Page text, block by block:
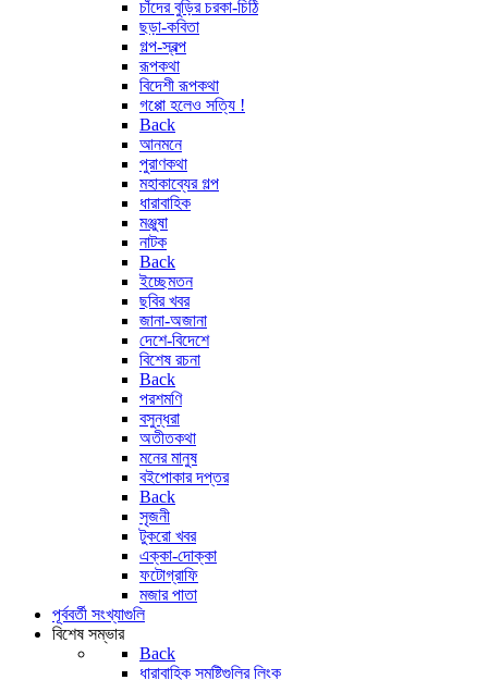
চাঁদের বুড়ির চরকা-চিঠি
ছড়া-কবিতা
গল্প-স্বল্প
রূপকথা
বিদেশী রূপকথা
গপ্পো হলেও সত্যি !
Back
আনমনে
পুরাণকথা
মহাকাব্যের গল্প
ধারাবাহিক
মঞ্জুষা
নাটক
Back
ইচ্ছেমতন
ছবির খবর
জানা-অজানা
দেশে-বিদেশে
বিশেষ রচনা
Back
পরশমণি
বসুন্ধরা
অতীতকথা
মনের মানুষ
বইপোকার দপ্তর
Back
সৃজনী
টুকরো খবর
এক্কা-দোক্কা
ফটোগ্রাফি
মজার পাতা
পূর্ববর্তী সংখ্যাগুলি
বিশেষ সম্ভার
Back
ধারাবাহিক সমষ্টিগুলির লিংক